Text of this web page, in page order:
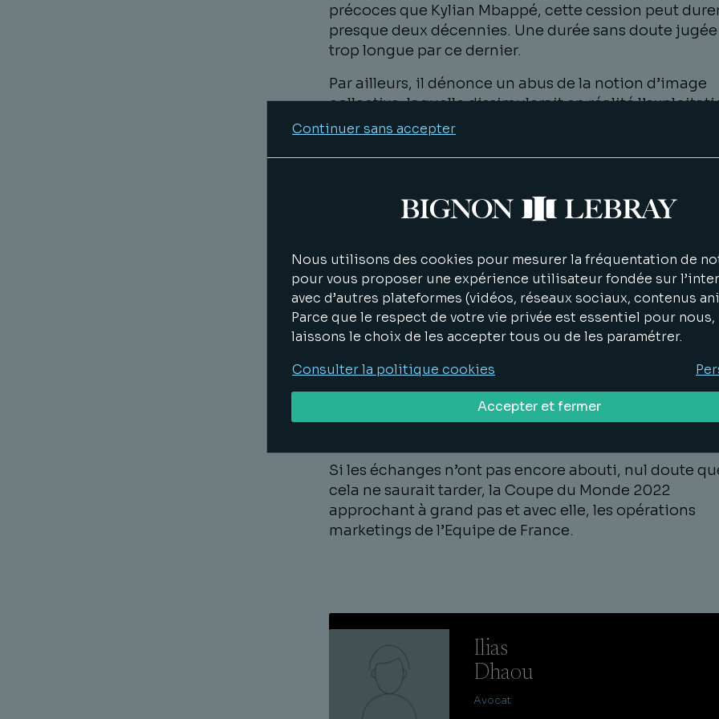
précoces que Kylian Mbappé, cette cession peut
presque deux décennies. Une durée sans doute jugée
trop longue par ce dernier.
Par ailleurs, il dénonce un abus de la notion d’image
collective, laquelle dissimulerait en réalité
de son image personnelle. Alors que l’image collective
c’est pourtant un faible nombre de joueurs (les plus
qui sont régulièrement choisis pour les opérations
marketing.
Les réclamations du joueur pourraient finalement
été entendues, puisque le mardi 31 mai dernier, une
rencontre a eu lieu entre les conseils de Kylian
Noël Le Graët (président de la Fédération Française
Football), afin d’évoquer les possibles modifications
devraient notamment porter sur l’introduction d’une
clause de conscience permettant aux joueurs
leur participation à certaines opérations marketing
Si les échanges n’ont pas encore abouti, nul doute
cela ne saurait tarder, la Coupe du Monde 2022
approchant à grand pas et avec elle, les opérations
marketings de l’Equipe de France.
Ilias
Dhaou
Avocat
Continuer sans accepter
Nous utilisons des cookies pour mesurer la fréquentation de
pour vous proposer une expérience utilisateur fondée sur
avec d’autres plateformes (vidéos, réseaux sociaux, contenus
Parce que le respect de votre vie privée est essentiel pour nous,
laissons le choix de les accepter tous ou de les paramétrer.
Consulter la politique cookies
Accepter et fermer